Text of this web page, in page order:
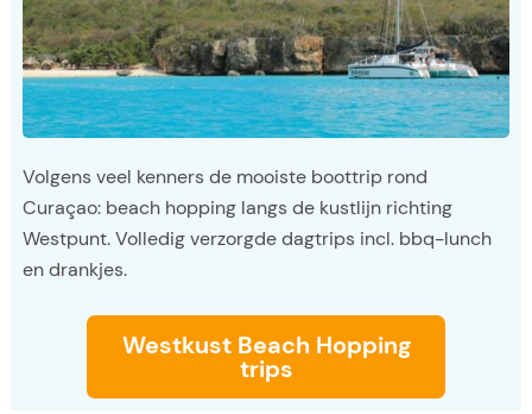
Volgens veel kenners de mooiste boottrip rond
Curaçao: beach hopping langs de kustlijn richting
Westpunt. Volledig verzorgde dagtrips incl. bbq-lunch
en drankjes.
Westkust Beach Hopping
trips